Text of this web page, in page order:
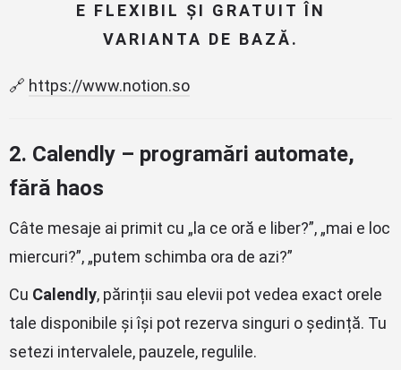
E FLEXIBIL ȘI GRATUIT ÎN
VARIANTA DE BAZĂ.
🔗 https://www.notion.so
2. Calendly – programări automate,
fără haos
Câte mesaje ai primit cu „la ce oră e liber?”, „mai e loc
miercuri?”, „putem schimba ora de azi?”
Cu Calendly, părinții sau elevii pot vedea exact orele
tale disponibile și își pot rezerva singuri o ședință. Tu
setezi intervalele, pauzele, regulile.